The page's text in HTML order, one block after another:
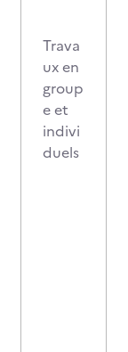
Trava
ux en
group
e et
indivi
duels